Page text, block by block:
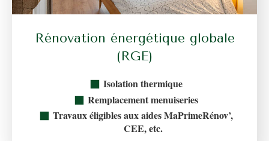
Rénovation énergétique globale
(RGE)
Isolation thermique
Remplacement menuiseries
Travaux éligibles aux aides MaPrimeRénov’,
CEE, etc.